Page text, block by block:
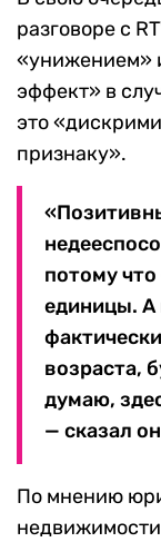
разговоре с
«унижением»
эффект» в
это
признаку».
потому
единицы. А
возраста,
думаю,
— сказал
По мнению